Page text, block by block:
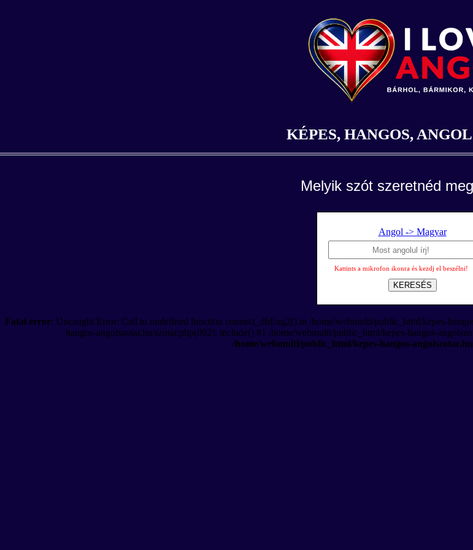
KÉPES, HANGOS,
Melyik szót szeretnéd
Angol -> Magyar
Kattints a mikrofon ikonra és kezdj el beszélni!
KERESÉS
Fatal error: Uncaught Error: Call to undefined function connect_dbEng2() in /home/webmulti/public_html/kepes-
hangos-angolszotar.hu/szotar.php(892): include() #1 /home/webmulti/public_html/kepes-hangos-
/home/webmulti/public_html/kepes-hangos-